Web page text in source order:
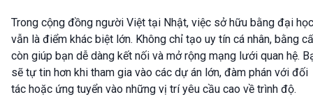
Trong cộng đồng người Việt tại Nhật, việc sở hữu bằng đại học
vẫn là điểm khác biệt lớn. Không chỉ tạo uy tín cá nhân, bằng
còn giúp bạn dễ dàng kết nối và mở rộng mạng lưới quan hệ.
sẽ tự tin hơn khi tham gia vào các dự án lớn, đàm phán với đối
tác hoặc ứng tuyển vào những vị trí yêu cầu cao về trình độ.